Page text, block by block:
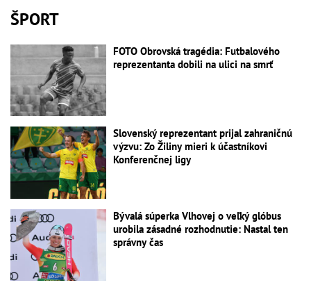
ŠPORT
FOTO Obrovská tragédia: Futbalového
reprezentanta dobili na ulici na smrť
Slovenský reprezentant prijal zahraničnú
výzvu: Zo Žiliny mieri k účastníkovi
Konferenčnej ligy
Bývalá súperka Vlhovej o veľký glóbus
urobila zásadné rozhodnutie: Nastal ten
správny čas